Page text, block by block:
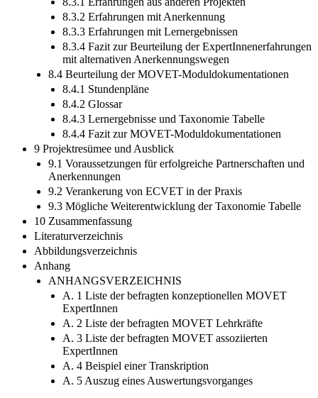
8.3.2 Erfahrungen mit Anerkennung
8.3.3 Erfahrungen mit Lernergebnissen
8.3.4 Fazit zur Beurteilung der ExpertInnenerfahrungen
mit alternativen Anerkennungswegen
8.4 Beurteilung der MOVET-Moduldokumentationen
8.4.1 Stundenpläne
8.4.2 Glossar
8.4.3 Lernergebnisse und Taxonomie Tabelle
8.4.4 Fazit zur MOVET-Moduldokumentationen
9 Projektresümee und Ausblick
9.1 Voraussetzungen für erfolgreiche Partnerschaften und
Anerkennungen
9.2 Verankerung von ECVET in der Praxis
9.3 Mögliche Weiterentwicklung der Taxonomie Tabelle
10 Zusammenfassung
Literaturverzeichnis
Abbildungsverzeichnis
Anhang
ANHANGSVERZEICHNIS
A. 1 Liste der befragten konzeptionellen MOVET
ExpertInnen
A. 2 Liste der befragten MOVET Lehrkräfte
A. 3 Liste der befragten MOVET assoziierten
ExpertInnen
A. 4 Beispiel einer Transkription
A. 5 Auszug eines Auswertungsvorganges